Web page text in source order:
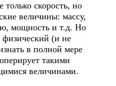
только скорость, но
величины: массу,
мощность и т.д. Но
физический (и не
в полной мере
такими
величинами.